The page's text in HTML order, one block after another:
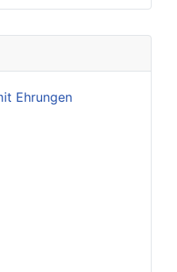
Ehrungen